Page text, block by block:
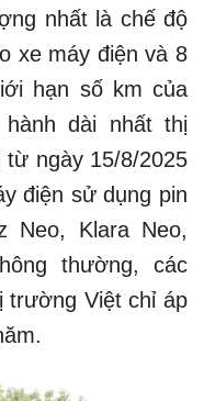
nhất là chế độ
xe máy điện và 8
hạn số km của
dài nhất thị
ngày 15/8/2025
điện sử dụng pin
Neo, Klara Neo,
thường, các
trường Việt chỉ áp